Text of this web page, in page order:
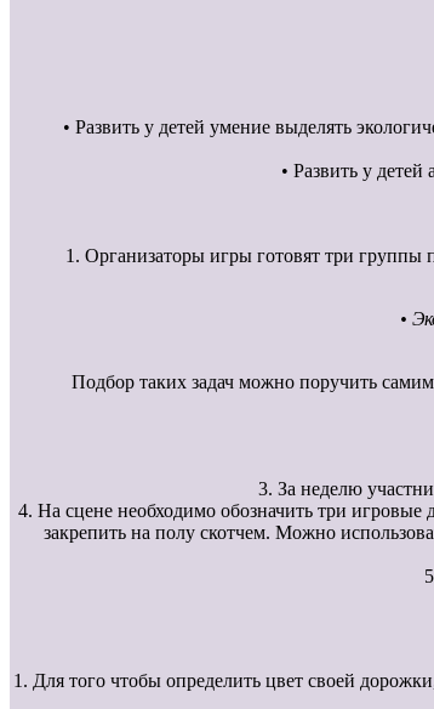
• Развить у детей умение выделять
• Развить у
1. Организаторы игры готовят три
•
Подбор таких задач можно поручить
3. За неделю
4. На сцене необходимо обозначить три
закрепить на полу скотчем. Можно
1. Для того чтобы определить цвет своей